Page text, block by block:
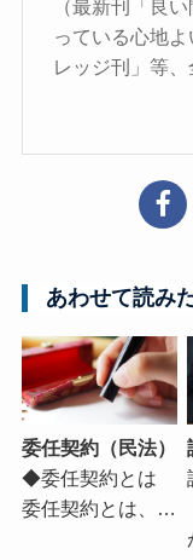
（最新刊「良
っている心地
レッジ刊」等、
あわせて読み
委任契約（民法）
◆委任契約とは
委任契約とは、…